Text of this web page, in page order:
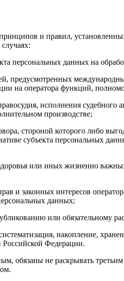
и правил,
персональных данных на
предусмотренных
на оператора функций,
исполнения
производстве;
стороной которого либо
субъекта персональных
или иных жизненно
и законных интересов
данных;
или обязательному
накопление,
Российской Федерации.
не раскрывать третьим